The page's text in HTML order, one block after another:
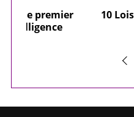
10 Loisirs créatifs